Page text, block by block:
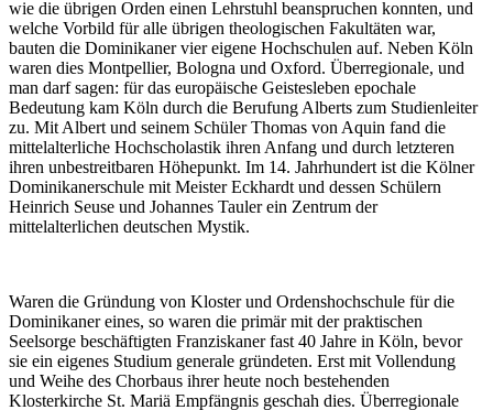
wie die übrigen Orden einen Lehrstuhl beanspruchen konnten, und
welche Vorbild für alle übrigen theologischen Fakultäten war,
bauten die Dominikaner vier eigene Hochschulen auf. Neben Köln
waren dies Montpellier, Bologna und Oxford. Überregionale, und
man darf sagen: für das europäische Geistesleben epochale
Bedeutung kam Köln durch die Berufung Alberts zum Studienleiter
zu. Mit Albert und seinem Schüler Thomas von Aquin fand die
mittelalterliche Hochscholastik ihren Anfang und durch letzteren
ihren unbestreitbaren Höhepunkt. Im 14. Jahrhundert ist die Kölner
Dominikanerschule mit Meister Eckhardt und dessen Schülern
Heinrich Seuse und Johannes Tauler ein Zentrum der
mittelalterlichen deutschen Mystik.
Waren die Gründung von Kloster und Ordenshochschule für die
Dominikaner eines, so waren die primär mit der praktischen
Seelsorge beschäftigten Franziskaner fast 40 Jahre in Köln, bevor
sie ein eigenes Studium generale gründeten. Erst mit Vollendung
und Weihe des Chorbaus ihrer heute noch bestehenden
Klosterkirche St. Mariä Empfängnis geschah dies. Überregionale